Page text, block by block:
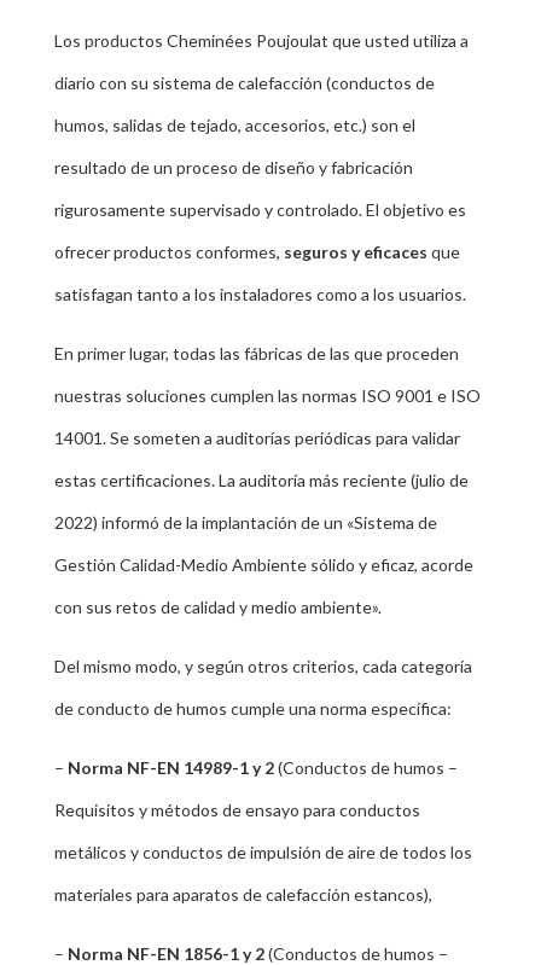
Los productos Cheminées Poujoulat que usted utiliza a
diario con su sistema de calefacción (conductos de
humos, salidas de tejado, accesorios, etc.) son el
resultado de un proceso de diseño y fabricación
rigurosamente supervisado y controlado. El objetivo es
ofrecer productos conformes, seguros y eficaces que
satisfagan tanto a los instaladores como a los usuarios.
En primer lugar, todas las fábricas de las que proceden
nuestras soluciones cumplen las normas ISO 9001 e ISO
14001. Se someten a auditorías periódicas para validar
estas certificaciones. La auditoría más reciente (julio de
2022) informó de la implantación de un «Sistema de
Gestión Calidad-Medio Ambiente sólido y eficaz, acorde
con sus retos de calidad y medio ambiente».
Del mismo modo, y según otros criterios, cada categoría
de conducto de humos cumple una norma específica:
– Norma NF-EN 14989-1 y 2(Conductos de humos –
Requisitos y métodos de ensayo para conductos
metálicos y conductos de impulsión de aire de todos los
materiales para aparatos de calefacción estancos),
– Norma NF-EN 1856-1 y 2(Conductos de humos –